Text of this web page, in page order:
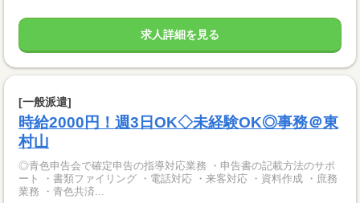
求人詳細を見る
[一般派遣]
時給2000円！週3日OK◇未経験OK◎事務＠東
村山
◎青色申告会で確定申告の指導対応業務 ・申告書の記載方法のサポ
ート ・書類ファイリング ・電話対応 ・来客対応 ・資料作成 ・庶務
業務 ・青色共済...